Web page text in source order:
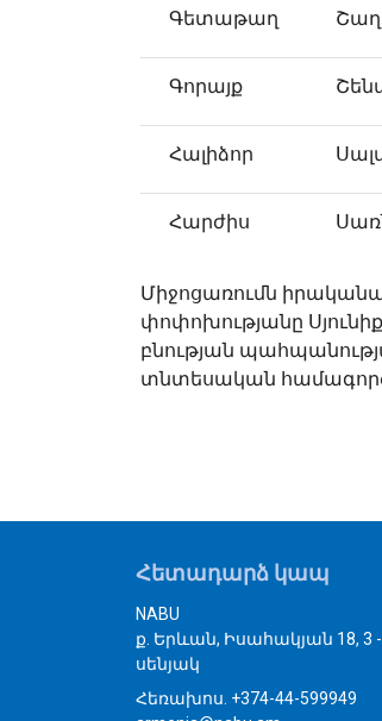
Գետաթաղ
Գորայք
Հալիձոր
Հարժիս
Միջոցառումն
փոփոխությանը
բնության
տնտեսական
Հետադարձ կապ
NABU
ք. Երևան, Իսահակյան 18, 3
սենյակ
Հեռախոս. +374-44-599949